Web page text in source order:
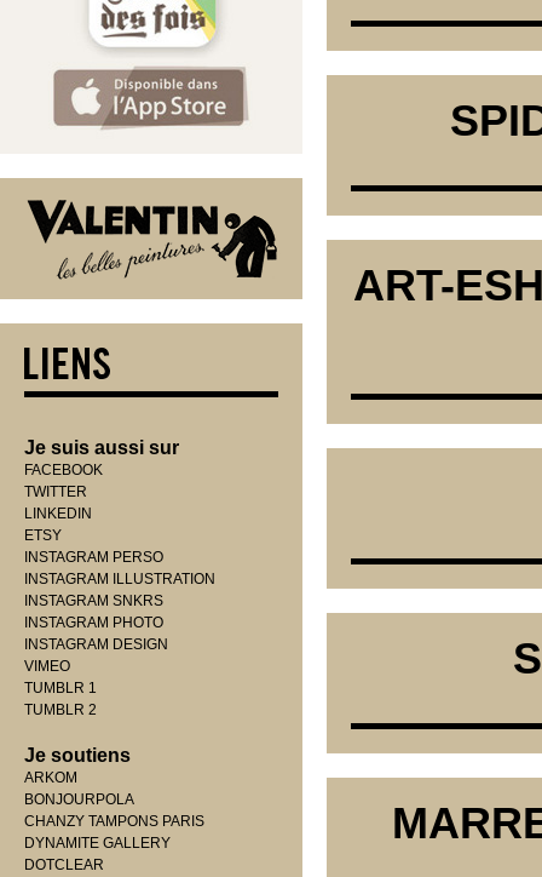
ART-
Je suis aussi sur
FACEBOOK
TWITTER
LINKEDIN
ETSY
INSTAGRAM PERSO
INSTAGRAM ILLUSTRATION
INSTAGRAM SNKRS
INSTAGRAM PHOTO
INSTAGRAM DESIGN
VIMEO
TUMBLR 1
TUMBLR 2
Je soutiens
ARKOM
BONJOURPOLA
CHANZY TAMPONS PARIS
DYNAMITE GALLERY
DOTCLEAR